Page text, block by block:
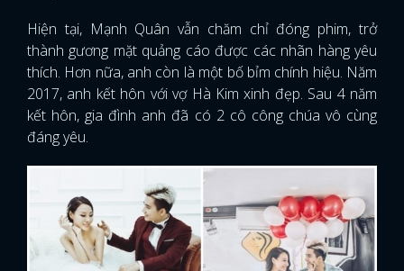
Hiện tại, Mạnh Quân vẫn chăm chỉ đóng phim, trở
thành gương mặt quảng cáo được các nhãn hàng yêu
thích. Hơn nữa, anh còn là một bố bỉm chính hiệu. Năm
2017, anh kết hôn với vợ Hà Kim xinh đẹp. Sau 4 năm
kết hôn, gia đình anh đã có 2 cô công chúa vô cùng
đáng yêu.